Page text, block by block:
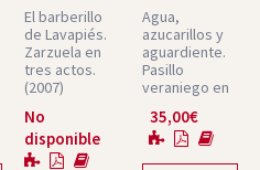
El barberillo
de Lavapiés.
Zarzuela en
tres actos.
(2007)
Hispana.
Partituras
Núm. 5
No
disponible
Agua,
azucarillos y
aguardiente.
Pasillo
veraniego en
Núm.
35,00€